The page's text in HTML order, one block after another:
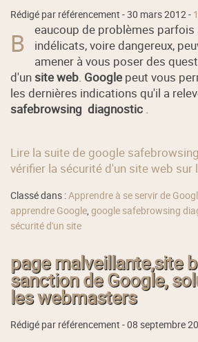
Rédigé par référencement -30 mars 2012-
B
eaucoup de problèmes parfois
indélicats, voire dangereux,
amener à vous poser des
d'un site web. Google peut vous
les dernières indications qu'il a
safebrowsing diagnostic .
Lire la suite de google
vérifier la sécurité d'un site web sur
Classé dans :Apprendre à se servir de
apprendre Google,google safebrowsing
sécurité d'un site
page malveillante,site
sanction de Google,
les webmasters
Rédigé par référencement -08 septembre